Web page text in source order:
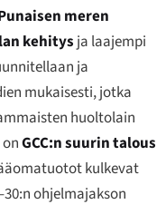
meren
kehitys ja laajempi
ja
mukaisesti, jotka
huoltolain
GCC:n suurin talous
kulkevat
ohjelmajakson